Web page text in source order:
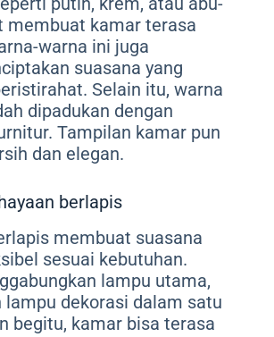
membuat kamar terasa
warna ini juga
suasana yang
Selain itu, warna
dipadukan dengan
Tampilan kamar pun
dan elegan.
berlapis
membuat suasana
sesuai kebutuhan.
lampu utama,
lampu dekorasi dalam satu
begitu, kamar bisa terasa